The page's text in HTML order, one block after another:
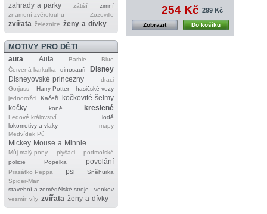
zahrady a parky zátiší
zimní
znamení zvěrokruhu
Zozoville
zvířata železnice ženy a dívky
MOTIVY PRO DĚTI
auta Auta Barbie
Blue
Červená karkulka
dinosauři
Disney
Disneyovské princezny
draci
Gorjuss
Harry Potter
hasičské vozy
jednorožci
Kačeři
kočkovité šelmy
kočky
koně kreslené
Ledové království
lodě
lokomotivy a vlaky
mapy
Medvídek Pú
Mickey Mouse a Minnie
Můj malý pony plyšáci
podmořské
policie
Popelka povolání
Prasátko Peppa psi
Sněhurka
Spider‐Man
stavební a zemědělské stroje
venkov
vesmír víly zvířata ženy a dívky
254 Kč 299 Kč
Do košíku
Zobrazit